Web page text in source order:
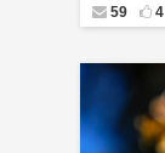
59 4